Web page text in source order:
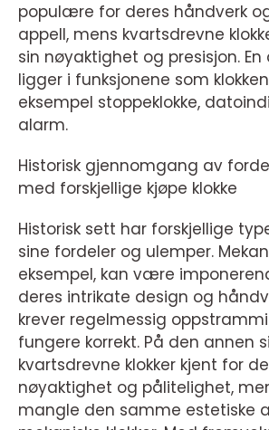
populære for deres håndverk
appell, mens kvartsdrevne
sin nøyaktighet og presisjon. En
ligger i funksjonene som
eksempel stoppeklokke,
alarm.
Historisk gjennomgang av
med forskjellige kjøpe klokke
Historisk sett har forskjellige
sine fordeler og ulemper.
eksempel, kan være
deres intrikate design og
krever regelmessig
fungere korrekt. På den annen
kvartsdrevne klokker kjent for
nøyaktighet og pålitelighet,
mangle den samme estetiske